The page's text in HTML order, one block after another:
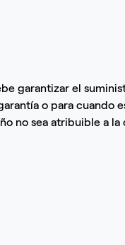
garantizar el
o para cuando
no sea atribuible a